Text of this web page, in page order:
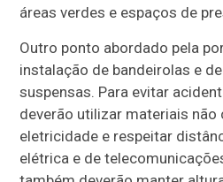
áreas verdes e espaços de
Outro ponto abordado pela
instalação de bandeirolas e
suspensas. Para evitar
deverão utilizar materiais não
eletricidade e respeitar
elétrica e de